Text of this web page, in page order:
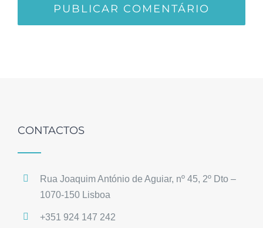
CONTACTOS
Rua Joaquim António de Aguiar, nº 45, 2º Dto –
1070-150 Lisboa
+351 924 147 242